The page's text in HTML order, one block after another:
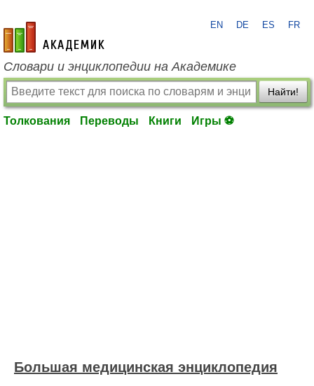
academic.ru
EN DE ES FR
Словари и энциклопедии на Академике
Найти!
Толкования Переводы Книги Игры ⚽
Большая медицинская энциклопедия